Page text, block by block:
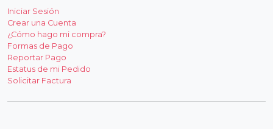
Iniciar Sesión
Crear una Cuenta
¿Cómo hago mi compra?
Formas de Pago
Reportar Pago
Estatus de mi Pedido
Solicitar Factura